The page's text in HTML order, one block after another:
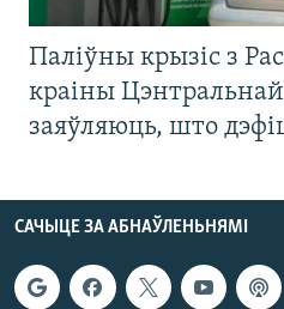
Паліўны крызіс з
краіны Цэнтральнай
заяўляюць, што
САЧЫЦЕ ЗА АБНАЎЛЕНЬНЯМІ